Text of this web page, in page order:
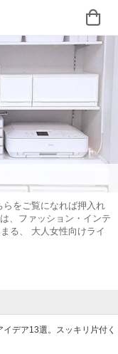
らをご覧になれば押入れ
、ファッション・インテ
る、 大人女性向けライ
デア13選。スッキリ片付く